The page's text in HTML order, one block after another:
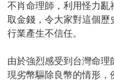
不肖命理師，利用怪力
取金錢，令大家對這個歷
行業產生不信任。
由於強烈感受到台灣命理
現劣幣驅除良幣的情形，